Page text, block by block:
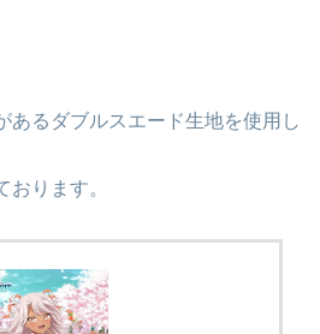
あるダブルスエード生地を使用し
おります。